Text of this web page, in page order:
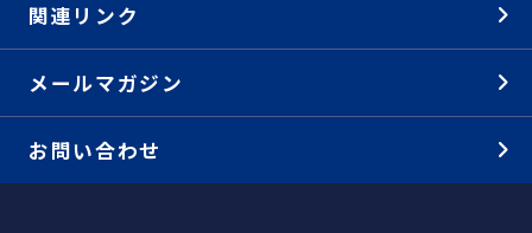
関連リンク
メールマガジン
お問い合わせ